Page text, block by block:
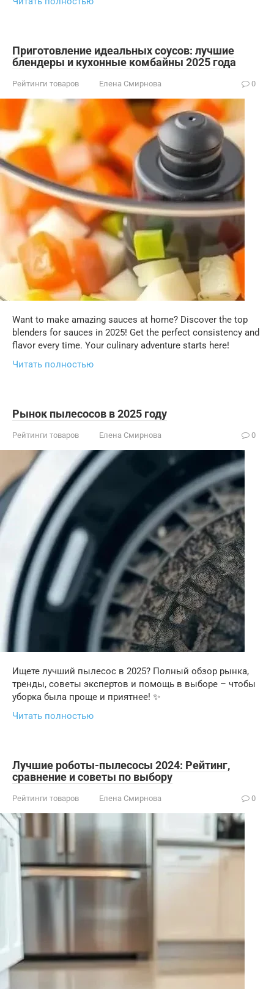
Приготовление идеальных соусов: лучшие
блендеры и кухонные комбайны 2025 года
Рейтинги товаров Елена Смирнова 0
Want to make amazing sauces at home? Discover the top
blenders for sauces in 2025! Get the perfect consistency and
flavor every time. Your culinary adventure starts here!
Читать полностью
Рынок пылесосов в 2025 году
Рейтинги товаров Елена Смирнова 0
Ищете лучший пылесос в 2025? Полный обзор рынка,
тренды, советы экспертов и помощь в выборе – чтобы
уборка была проще и приятнее! ✨
Читать полностью
Лучшие роботы-пылесосы 2024: Рейтинг,
сравнение и советы по выбору
Рейтинги товаров Елена Смирнова 0